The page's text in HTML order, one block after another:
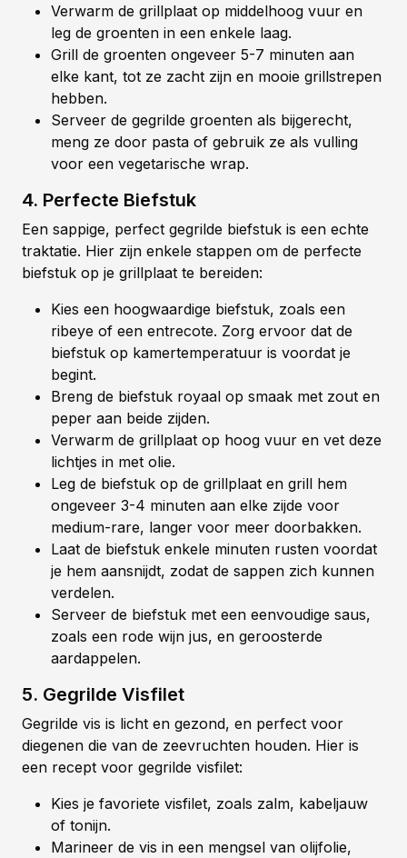
Verwarm de grillplaat op middelhoog vuur en
leg de groenten in een enkele laag.
Grill de groenten ongeveer 5-7 minuten aan
elke kant, tot ze zacht zijn en mooie grillstrepen
hebben.
Serveer de gegrilde groenten als bijgerecht,
meng ze door pasta of gebruik ze als vulling
voor een vegetarische wrap.
4. Perfecte Biefstuk
Een sappige, perfect gegrilde biefstuk is een echte
traktatie. Hier zijn enkele stappen om de perfecte
biefstuk op je grillplaat te bereiden:
Kies een hoogwaardige biefstuk, zoals een
ribeye of een entrecote. Zorg ervoor dat de
biefstuk op kamertemperatuur is voordat je
begint.
Breng de biefstuk royaal op smaak met zout en
peper aan beide zijden.
Verwarm de grillplaat op hoog vuur en vet deze
lichtjes in met olie.
Leg de biefstuk op de grillplaat en grill hem
ongeveer 3-4 minuten aan elke zijde voor
medium-rare, langer voor meer doorbakken.
Laat de biefstuk enkele minuten rusten voordat
je hem aansnijdt, zodat de sappen zich kunnen
verdelen.
Serveer de biefstuk met een eenvoudige saus,
zoals een rode wijn jus, en geroosterde
aardappelen.
5. Gegrilde Visfilet
Gegrilde vis is licht en gezond, en perfect voor
diegenen die van de zeevruchten houden. Hier is
een recept voor gegrilde visfilet:
Kies je favoriete visfilet, zoals zalm, kabeljauw
of tonijn.
Marineer de vis in een mengsel van olijfolie,